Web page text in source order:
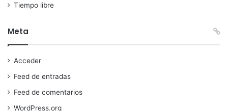
Tiempo libre
Meta
Acceder
Feed de entradas
Feed de comentarios
WordPress.org